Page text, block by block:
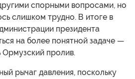
спорными вопросами, но
слишком трудно. В итоге в
президента
на более понятной задаче —
Ормузский пролив.
рычаг давления, поскольку